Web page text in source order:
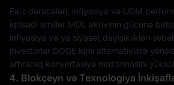
Faiz dərəcələri, inflyasiya və ÜDM
iqtisadi amillər MDL aktivinin gücünə
inflyasiya və ya siyasət dəyişiklikləri
investorlar DOGE kimi alternativlərə
artıraraq konvertasiya məzənnəsini
4. Blokçeyn və Texnologiya